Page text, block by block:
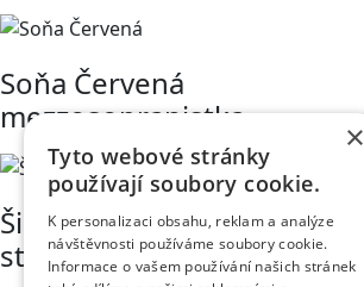
Soňa Červená
mezzosopranistka
Šimon Chvátil
student medicíny
×
Tyto webové stránky
používají soubory cookie.
K personalizaci obsahu, reklam a analýze
návštěvnosti používáme soubory cookie.
Informace o vašem používání našich stránek